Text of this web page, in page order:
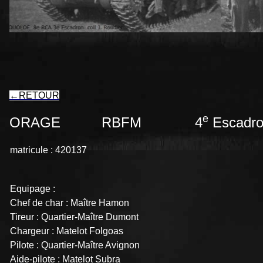
← RETOUR
ORAGE RBFM 4e
matricule : 420137
Equipage :
Chef de char : Maître Hamon
Tireur : Quartier-Maître Dumont
Chargeur : Matelot Folgoas
Pilote : Quartier-Maître Avignon
Aide-pilote : Matelot Subra